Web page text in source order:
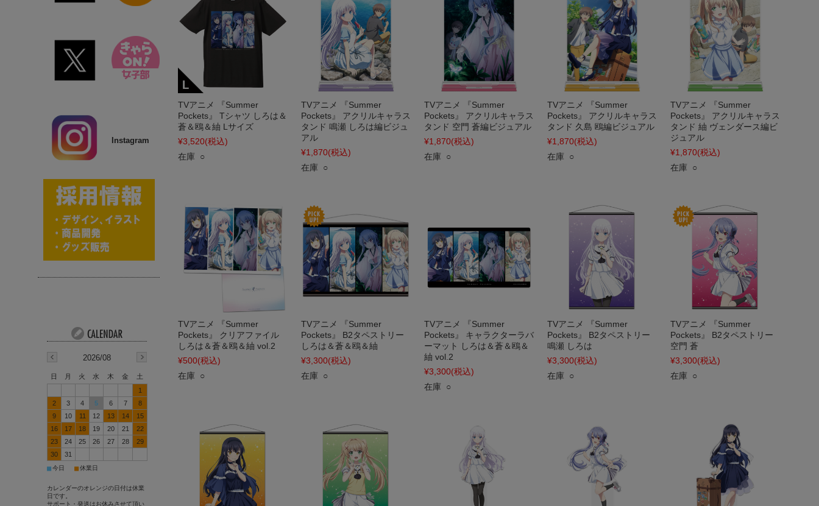
TVアニメ 『Summer
Pockets』 Tシャツ しろは＆
蒼＆鴎＆紬 Lサイズ
¥3,520(税込)
在庫 ○
TVアニメ 『Summer
Pockets』 アクリルキャラス
タンド 鳴瀬 しろは編ビジュ
アル
¥1,870(税込)
在庫 ○
TVアニメ 『Summer
Pockets』 アクリルキャラス
タンド 空門 蒼編ビジュアル
¥1,870(税込)
在庫 ○
TVアニメ 『Summer
Pockets』 アクリルキャラス
タンド 久島 鴎編ビジュアル
¥1,870(税込)
在庫 ○
TVアニメ 『Summer
Pockets』 アクリルキャラス
タンド 紬 ヴェンダース編ビ
ジュアル
¥1,870(税込)
在庫 ○
TVアニメ 『Summer
Pockets』 クリアファイル
しろは＆蒼＆鴎＆紬 vol.2
¥500(税込)
在庫 ○
TVアニメ 『Summer
Pockets』 B2タペストリー
しろは＆蒼＆鴎＆紬
¥3,300(税込)
在庫 ○
TVアニメ 『Summer
Pockets』 キャラクターラバ
ーマット しろは＆蒼＆鴎＆
紬 vol.2
¥3,300(税込)
在庫 ○
TVアニメ 『Summer
Pockets』 B2タペストリー
鳴瀬 しろは
¥3,300(税込)
在庫 ○
TVアニメ 『Summer
Pockets』 B2タペストリー
空門 蒼
¥3,300(税込)
在庫 ○
Instagram
2026/08
日 月 火 水 木 金
土
1
2
3 4 5 6 7
8
9
10 11 12 13 14
15
16
17 18 19 20 21
22
23
24 25 26 27 28
29
30
31
■今日 ■休業日
カレンダーのオレンジの日付は休業
日です。
サポート・発送はお休みさせて頂い